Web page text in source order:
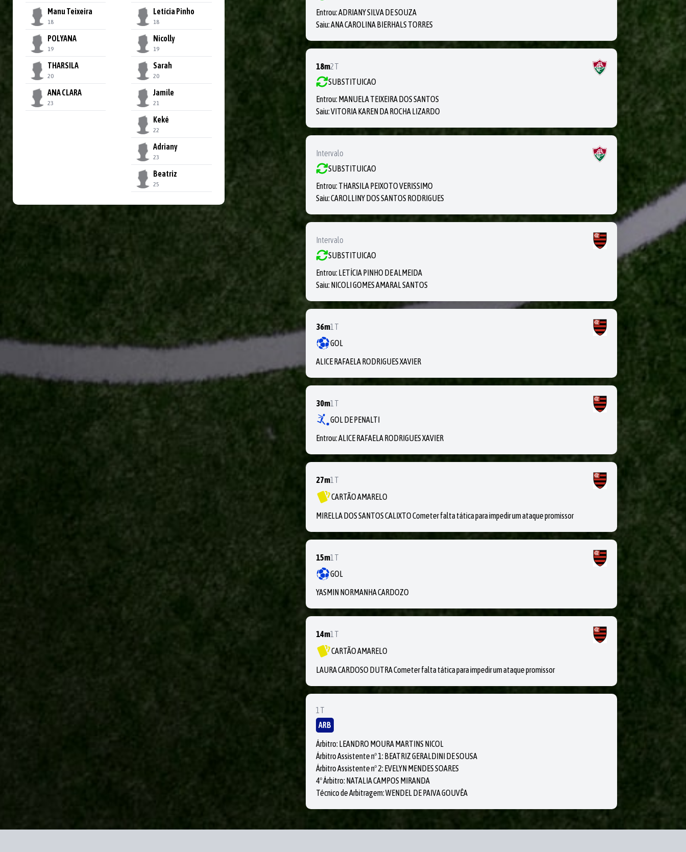
Manu Teixeira
18
POLYANA
19
THARSILA
20
ANA CLARA
23
Letícia Pinho
18
Nicolly
19
Sarah
20
Jamile
21
Keké
22
Adriany
23
Beatriz
25
Entrou:ADRIANY SILVA DE SOUZA
Saiu:ANA CAROLINA BIERHALS TORRES
18m2T
SUBSTITUICAO
Entrou: MANUELA TEIXEIRA DOS SANTOS
Saiu:VITORIA KAREN DA ROCHA LIZARDO
Intervalo
SUBSTITUICAO
Entrou: THARSILA PEIXOTO VERISSIMO
Saiu:CAROLLINY DOS SANTOS RODRIGUES
Intervalo
SUBSTITUICAO
Entrou: LETÍCIA PINHO DE ALMEIDA
Saiu: NICOLI GOMES AMARAL SANTOS
36m1T
GOL
ALICE RAFAELA RODRIGUES XAVIER
30m1T
GOL DE PENALTI
Entrou:ALICE RAFAELA RODRIGUES XAVIER
27m1T
CARTÃO AMARELO
MIRELLA DOS SANTOS CALIXTO Cometer falta tática para impedir um ataque promissor
15m1T
GOL
YASMIN NORMANHA CARDOZO
14m1T
CARTÃO AMARELO
LAURA CARDOSO DUTRA Cometer falta tática para impedir um ataque promissor
1T
ARB
Árbitro: LEANDRO MOURA MARTINS NICOL
Árbitro Assistente nº 1: BEATRIZ GERALDINI DE SOUSA
Árbitro Assistente nº 2: EVELYN MENDES SOARES
4º Árbitro: NATALIA CAMPOS MIRANDA
Técnico de Arbitragem: WENDEL DE PAIVA GOUVÊA